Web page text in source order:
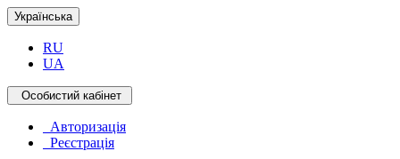
Українська
RU
UA
Особистий кабінет
Авторизація
Реєстрація